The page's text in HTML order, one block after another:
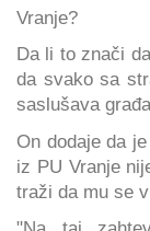
Vranje?
Da li to znači da
da svako sa
saslušava
On dodaje da je
iz PU Vranje
traži da mu se